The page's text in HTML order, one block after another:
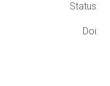
Status:
Doi: